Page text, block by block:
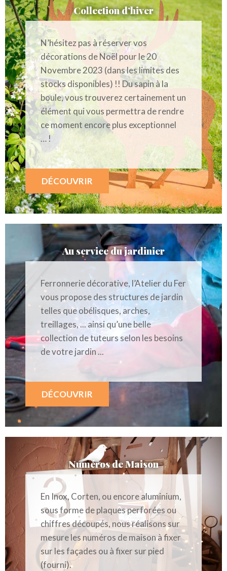
Collection d’hiver
N’hésitez pas à réserver vos
décorations de Noël pour le 20
Novembre 2023 (dans les limites des
stocks disponibles) !! Du sapin à la
boule, vous trouverez certainement un
élément qui vous permettra de rendre
ce moment encore plus exceptionnel
… !
DÉCOUVRIR
Au service du jardinier
Ferronnerie décorative, l’Atelier du Fer
vous propose des structures de jardin
telles que obélisques, arches,
treillages, ... ainsi qu’une belle
collection de tuteurs selon les besoins
de votre jardin ...
DÉCOUVRIR
Numéros de Maison
En Inox, Corten, ou encore aluminium,
sous forme de plaques perforées ou
chiffres découpés, nous réalisons sur
mesure les numéros de maison à fixer
sur les façades ou à fixer sur pied
(fourni).